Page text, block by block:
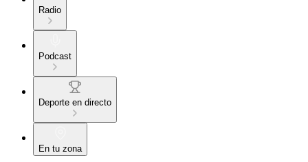
Radio
Podcast
Deporte en directo
En tu zona